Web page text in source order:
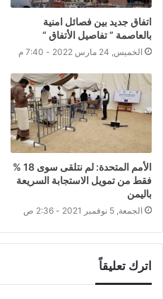
اتفاق جديد بين فصائل امنية
بالعاصمة ” تفاصيل الأتفاق “
الخميس, 24 مارس 2022 - 7:40 م
الأمم المتحدة: لم نتلقى سوى 18 %
فقط من تمويل الاستجابة السريعة
باليمن
الجمعة, 5 نوفمبر 2021 - 2:36 ص
اترك تعليقاً